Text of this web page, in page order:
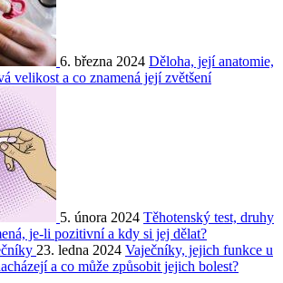
6. března 2024 Děloha, její anatomie,
velikost a co znamená její zvětšení
5. února 2024 Těhotenský test, druhy
je-li pozitivní a kdy si jej dělat?
23. ledna 2024 Vaječníky, jejich funkce u
a co může způsobit jejich bolest?